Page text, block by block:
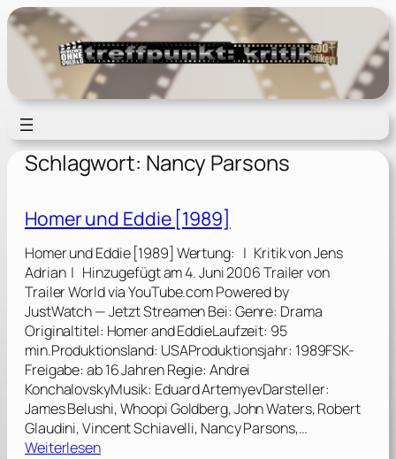
Zum
Inhalt
springen
Schlagwort: Nancy Parsons
Homer und Eddie [1989]
Homer und Eddie [1989] Wertung: | Kritik von Jens
Adrian | Hinzugefügt am 4. Juni 2006 Trailer von
Trailer World via YouTube.com Powered by
JustWatch — Jetzt Streamen Bei: Genre: Drama
Originaltitel: Homer and EddieLaufzeit: 95
min.Produktionsland: USAProduktionsjahr: 1989FSK-
Freigabe: ab 16 Jahren Regie: Andrei
KonchalovskyMusik: Eduard ArtemyevDarsteller:
James Belushi, Whoopi Goldberg, John Waters, Robert
Glaudini, Vincent Schiavelli, Nancy Parsons,…
Weiterlesen: